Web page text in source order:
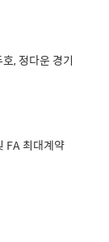
, 정다운 경기
FA 최대계약